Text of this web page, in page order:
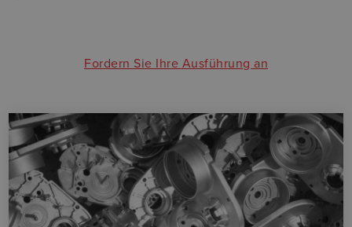
Fordern Sie Ihre Ausführung an